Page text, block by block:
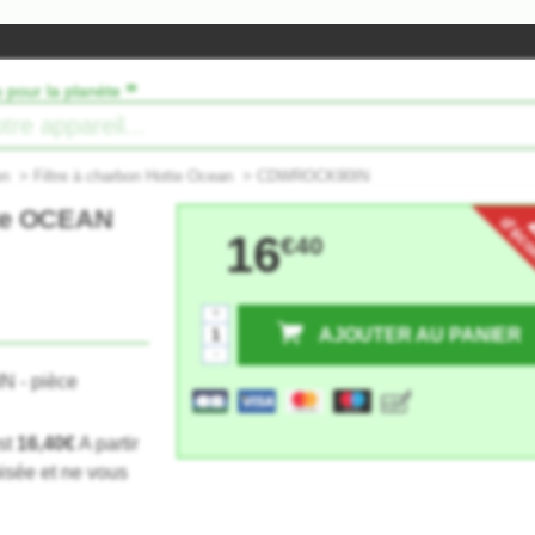
pour la planète ”
> Filtre à charbon Hotte Ocean > CDWROCK90IN
OCEAN
16,40€ A partir
et ne vous
16€40
AJOUTER AU PANIER
+